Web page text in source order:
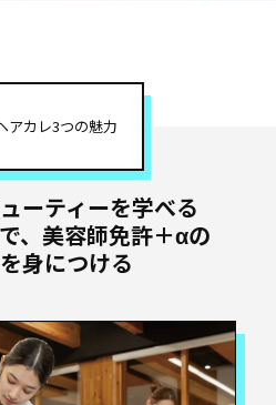
アカレ3つの魅力
ーティーを学べる
、 美容師免許＋αの
身につける